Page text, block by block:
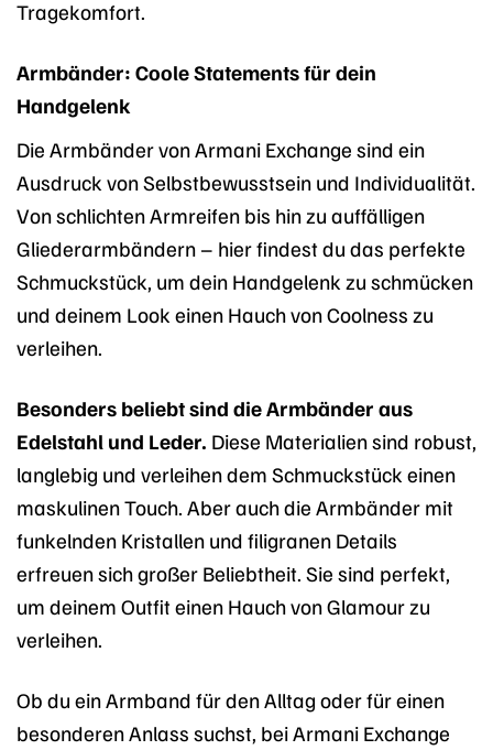
Tragekomfort.
Armbänder: Coole Statements für dein
Handgelenk
Die Armbänder von Armani Exchange sind ein
Ausdruck von Selbstbewusstsein und Individualität.
Von schlichten Armreifen bis hin zu auffälligen
Gliederarmbändern – hier findest du das perfekte
Schmuckstück, um dein Handgelenk zu schmücken
und deinem Look einen Hauch von Coolness zu
verleihen.
Besonders beliebt sind die Armbänder aus
Edelstahl und Leder. Diese Materialien sind robust,
langlebig und verleihen dem Schmuckstück einen
maskulinen Touch. Aber auch die Armbänder mit
funkelnden Kristallen und filigranen Details
erfreuen sich großer Beliebtheit. Sie sind perfekt,
um deinem Outfit einen Hauch von Glamour zu
verleihen.
Ob du ein Armband für den Alltag oder für einen
besonderen Anlass suchst, bei Armani Exchange